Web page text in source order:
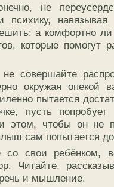
не
психику,
а комфортно
которые помогут
совершайте
окружая опекой
пытается
пусть попробует
этом, чтобы он не
сам попытается
со свои ребёнком,
Читайте,
и мышление.